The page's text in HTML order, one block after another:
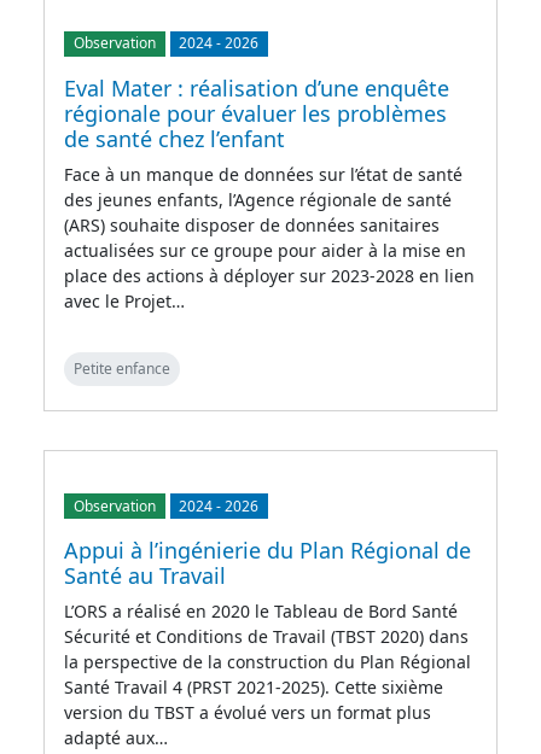
Observation 2024-2026
Eval Mater : réalisation d’une enquête
régionale pour évaluer les problèmes
de santé chez l’enfant
Face à un manque de données sur l’état de santé
des jeunes enfants, l’Agence régionale de santé
(ARS) souhaite disposer de données sanitaires
actualisées sur ce groupe pour aider à la mise en
place des actions à déployer sur 2023-2028 en lien
avec le Projet…
Petite enfance
Observation 2024-2026
Appui à l’ingénierie du Plan Régional de
Santé au Travail
L’ORS a réalisé en 2020 le Tableau de Bord Santé
Sécurité et Conditions de Travail (TBST 2020) dans
la perspective de la construction du Plan Régional
Santé Travail 4 (PRST 2021-2025). Cette sixième
version du TBST a évolué vers un format plus
adapté aux…